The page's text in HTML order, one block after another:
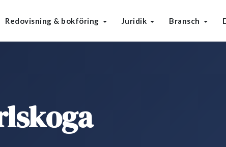
Redovisning & bokföring Juridik Bransch